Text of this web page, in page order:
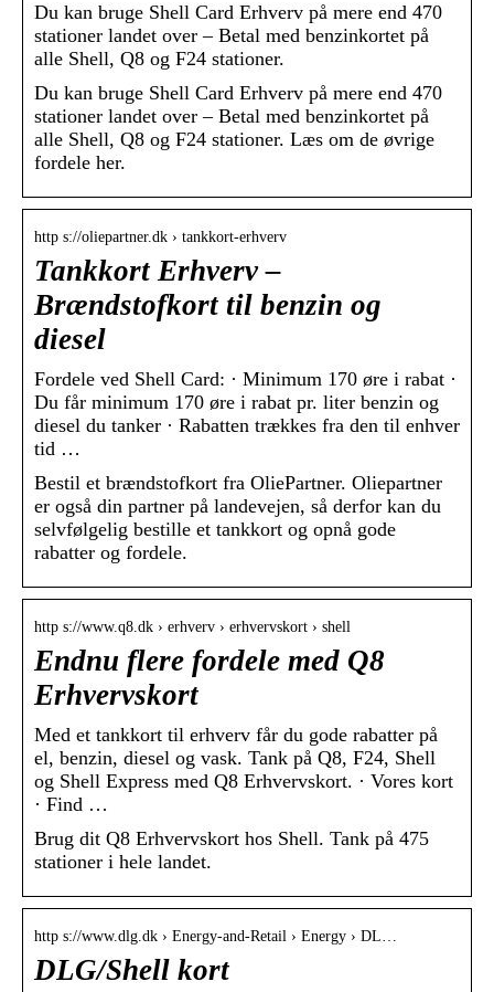
Du kan bruge Shell Card Erhverv på mere end 470
stationer landet over – Betal med benzinkortet på
alle Shell, Q8 og F24 stationer.
Du kan bruge Shell Card Erhverv på mere end 470
stationer landet over – Betal med benzinkortet på
alle Shell, Q8 og F24 stationer. Læs om de øvrige
fordele her.
http s://oliepartner.dk › tankkort-erhverv
Tankkort Erhverv –
Brændstofkort til benzin og
diesel
Fordele ved Shell Card: · Minimum 170 øre i rabat ·
Du får minimum 170 øre i rabat pr. liter benzin og
diesel du tanker · Rabatten trækkes fra den til enhver
tid …
Bestil et brændstofkort fra OliePartner. Oliepartner
er også din partner på landevejen, så derfor kan du
selvfølgelig bestille et tankkort og opnå gode
rabatter og fordele.
http s://www.q8.dk › erhverv › erhvervskort › shell
Endnu flere fordele med Q8
Erhvervskort
Med et tankkort til erhverv får du gode rabatter på
el, benzin, diesel og vask. Tank på Q8, F24, Shell
og Shell Express med Q8 Erhvervskort. · Vores kort
· Find …
Brug dit Q8 Erhvervskort hos Shell. Tank på 475
stationer i hele landet.
http s://www.dlg.dk › Energy-and-Retail › Energy › DL…
DLG/Shell kort